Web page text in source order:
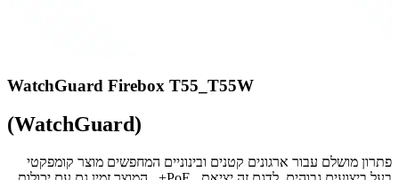
WatchGuard Firebox T55_T55W
(WatchGuard)
פתרון מושלם עבור ארגונים קטנים ובינוניים המחפשים מוצר קומפקטי